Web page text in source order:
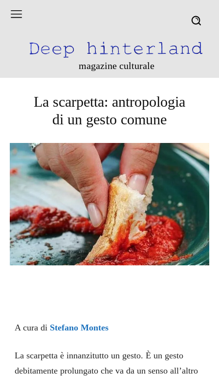
magazine culturale
La scarpetta: antropologia
di un gesto comune
A cura di Stefano Montes
La scarpetta è innanzitutto un gesto. È un gesto
debitamente prolungato che va da un senso all’altro